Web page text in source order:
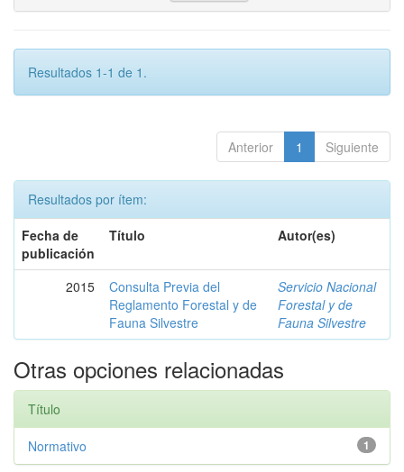
Resultados 1-1 de 1.
Anterior 1 Siguiente
Resultados por ítem:
Fecha de
publicación
Título Autor(es)
2015
Consulta Previa del
Reglamento Forestal y de
Fauna Silvestre
Servicio Nacional
Forestal y de
Fauna Silvestre
Otras opciones relacionadas
Título
1
Normativo